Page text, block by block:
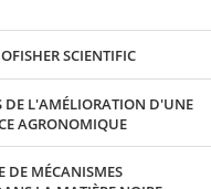
SCIENTIFIC
DE L'AMÉLIORATION D'UNE
AGRONOMIQUE
DE MÉCANISMES